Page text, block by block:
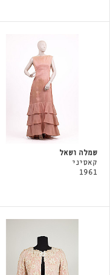
שמלה ושאל
קאסיני
1961